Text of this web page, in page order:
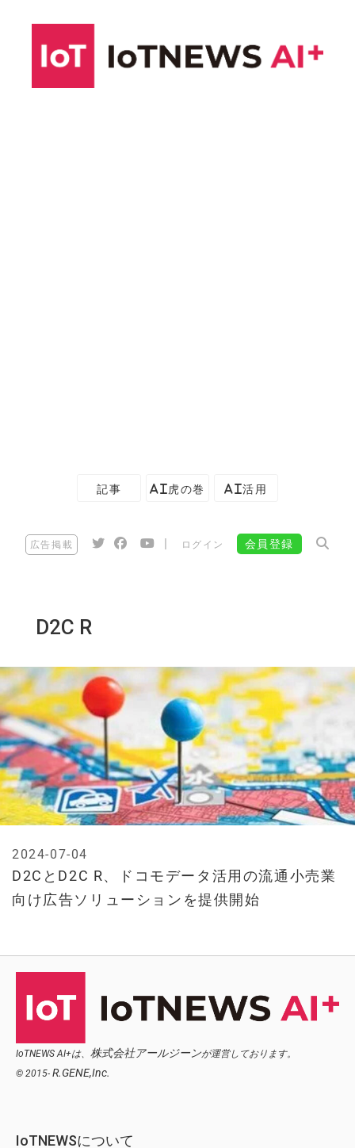
記事 AI虎の巻 AI活用
広告掲載 ログイン 会員登録
D2C R
D2CとD2C R、ドコモデータ活用の流通小売業
向け広告ソリューションを提供開始
2024-07-04
IoTNEWS AI+は、 株式会社アールジーンが運営しております。
© 2015- R.GENE,Inc.
IoTNEWSについて